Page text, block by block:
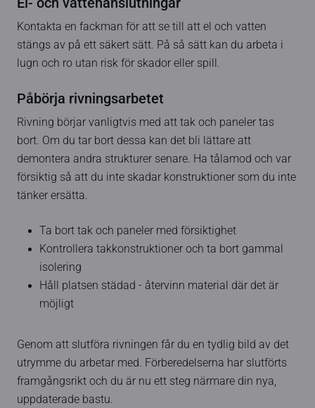
Kontakta en fackman för att se till att el och vatten
stängs av på ett säkert sätt. På så sätt kan du arbeta i
lugn och ro utan risk för skador eller spill.
Påbörja rivningsarbetet
Rivning börjar vanligtvis med att tak och paneler tas
bort. Om du tar bort dessa kan det bli lättare att
demontera andra strukturer senare. Ha tålamod och var
försiktig så att du inte skadar konstruktioner som du inte
tänker ersätta.
Ta bort tak och paneler med försiktighet
Kontrollera takkonstruktioner och ta bort gammal
isolering
Håll platsen städad - återvinn material där det är
möjligt
Genom att slutföra rivningen får du en tydlig bild av det
utrymme du arbetar med. Förberedelserna har slutförts
framgångsrikt och du är nu ett steg närmare din nya,
uppdaterade bastu.